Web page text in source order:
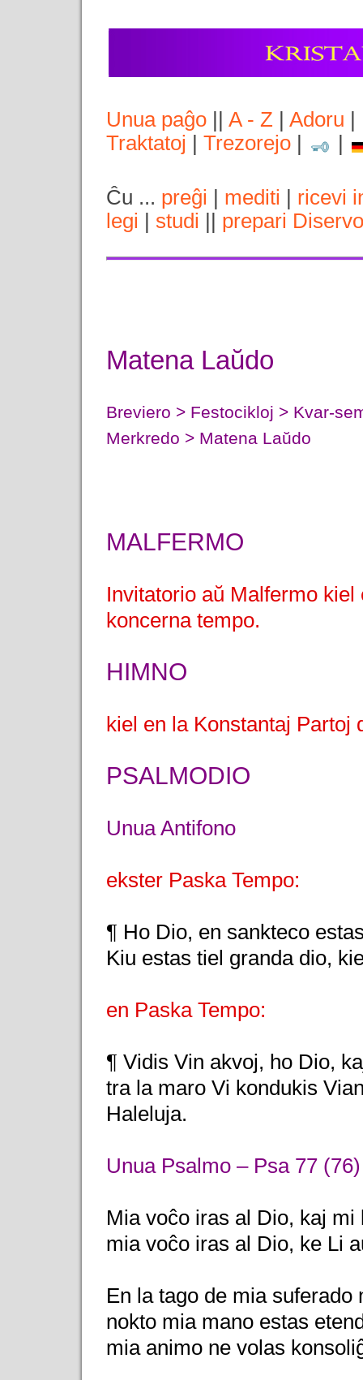
Unua paĝo ||A - Z |Adoru
Traktatoj |Trezorejo
Ĉu ... preĝi mediti
ricevi
legi
studi prepari
Matena Laŭdo
Breviero > Festocikloj > Kvar-
Merkredo > Matena Laŭdo
MALFERMO
Invitatorio aŭ Malfermo
koncerna tempo.
HIMNO
kiel en la Konstantaj Partoj
PSALMODIO
Unua Antifono
ekster Paska Tempo:
¶ Ho Dio, en sankteco
Kiu estas tiel granda dio,
en Paska Tempo:
¶ Vidis Vin akvoj, ho Dio,
tra la maro Vi kondukis
Haleluja.
Unua Psalmo – Psa 77 (76)
Mia voĉo iras al Dio, kaj mi
mia voĉo iras al Dio, ke Li
En la tago de mia
nokto mia mano estas
mia animo ne volas